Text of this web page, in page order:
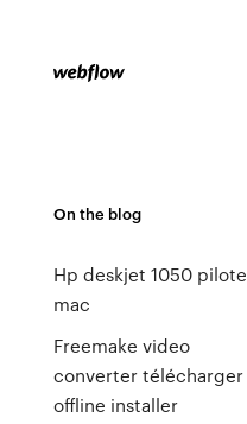
On the blog
Hp deskjet 1050 pilote
mac
Freemake video
converter télécharger
offline installer